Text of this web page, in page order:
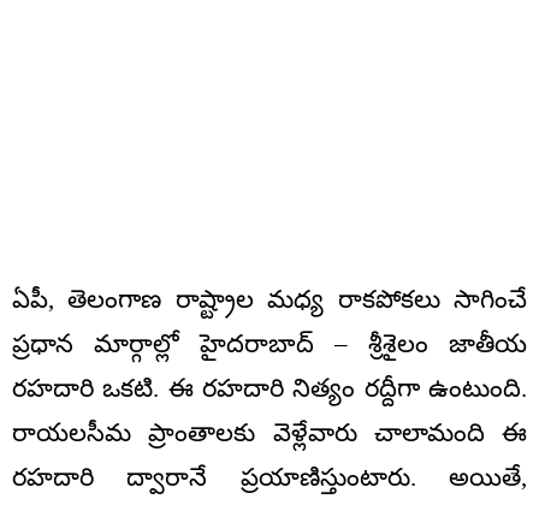
ఏపీ, తెలంగాణ రాష్ట్రాల మధ్య రాకపోకలు సాగించే
ప్రధాన మార్గాల్లో హైదరాబాద్ – శ్రీశైలం జాతీయ
రహదారి ఒకటి. ఈ రహదారి నిత్యం రద్దీగా ఉంటుంది.
రాయలసీమ ప్రాంతాలకు వెళ్లేవారు చాలామంది ఈ
రహదారి ద్వారానే ప్రయాణిస్తుంటారు. అయితే,